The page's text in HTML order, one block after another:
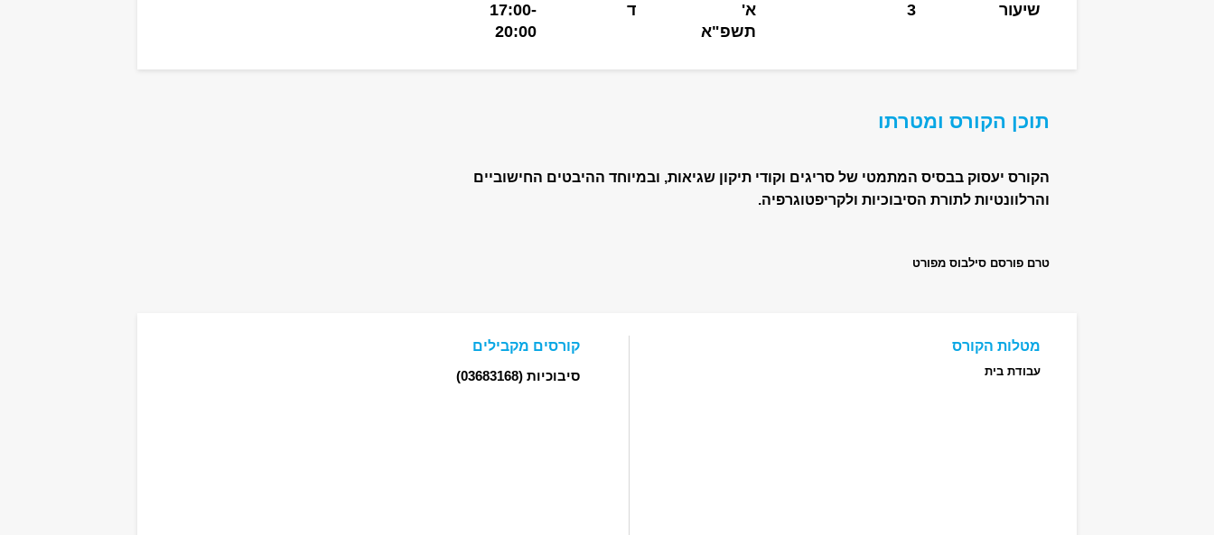
שיעור 3
א'
תשפ"א
ד
17:00-
20:00
תוכן הקורס ומטרתו
הקורס יעסוק בבסיס המתמטי של סריגים וקודי תיקון שגיאות, ובמיוחד ההיבטים החישוביים
והרלוונטיות לתורת הסיבוכיות ולקריפטוגרפיה.
טרם פורסם סילבוס מפורט
מטלות הקורס
עבודת בית
קורסים מקבילים
סיבוכיות (03683168)